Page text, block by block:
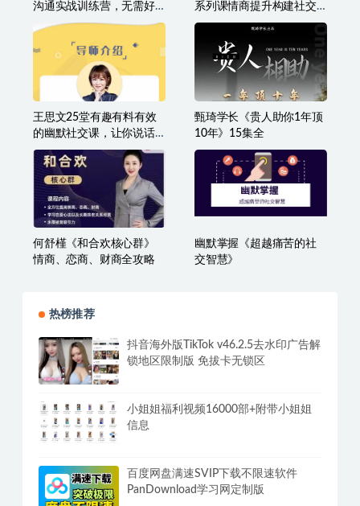
沟通实战训练营，无需好
口才解决沟通难问题（26
系列课情商提升构建社交
体系
王思文25堂有趣有料有效
的幽默社交课，让你说话
有魅力，社交更轻松
甄琦学长《贵人助你1年顶
10年》15集全
何舒槿《和合欢核心群》
情商、恋商、财商全攻略
幽默掌握《超越痛苦的社
交智慧》
热榜推荐
抖音海外版TikTok v46.2.5去水印广告解
锁地区限制版 免拔卡无锁区
小姐姐福利视频16000部+附带小姐姐
信息
百度网盘满速SVIP下载不限速软件
PanDownload学习网定制版